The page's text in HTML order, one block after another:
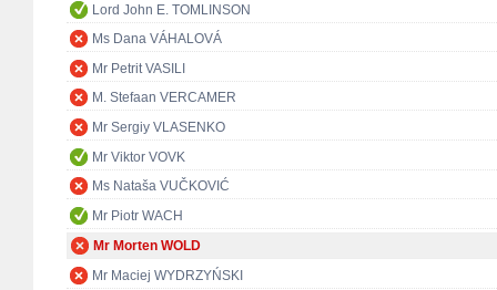
Lord John E. TOMLINSON
Ms Dana VÁHALOVÁ
Mr Petrit VASILI
M. Stefaan VERCAMER
Mr Sergiy VLASENKO
Mr Viktor VOVK
Ms Nataša VUČKOVIĆ
Mr Piotr WACH
Mr Morten WOLD
Mr Maciej WYDRZYŃSKI